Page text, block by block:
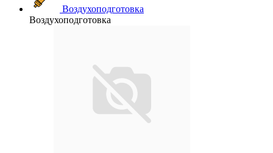
Воздухоподготовка
Воздухоподготовка